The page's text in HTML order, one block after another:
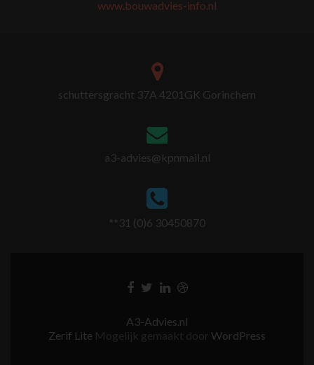
www.bouwadvies-info.nl
schuttersgracht 37A 4201GK Gorinchem
a3-advies@kpnmail.nl
**31 (0)6 30450870
A3-Advies.nl
Zerif Lite Mogelijk gemaakt door WordPress